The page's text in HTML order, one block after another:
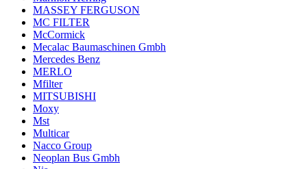
MASSEY FERGUSON
MC FILTER
McCormick
Mecalac Baumaschinen Gmbh
Mercedes Benz
MERLO
Mfilter
MITSUBISHI
Moxy
Mst
Multicar
Nacco Group
Neoplan Bus Gmbh